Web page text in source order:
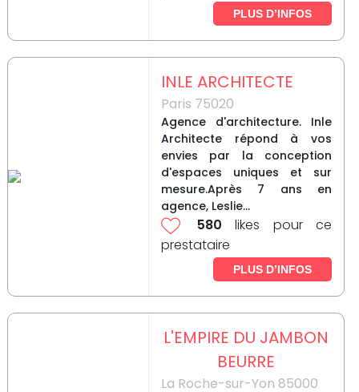
PLUS D’INFOS
INLE ARCHITECTE
Paris 75020
Agence d'architecture. Inle
Architecte répond à vos
envies par la conception
d'espaces uniques et sur
mesure.Après 7 ans en
agence, Leslie...
580 likes pour ce
prestataire
PLUS D’INFOS
L'EMPIRE DU JAMBON
BEURRE
La Roche-sur-Yon 85000